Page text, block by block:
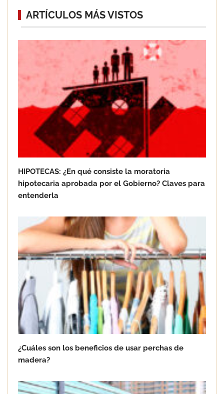
Guía sobre la normativa legal de poda:
cómo evitar sanciones y proteger tu
propiedad
La importancia de la higiene en el
cuidado de los pies: salud, prevención
Lo que hay que saber sobre la
impermeabilización de tejados
ARTÍCULOS MÁS VISTOS
HIPOTECAS: ¿En qué consiste la moratoria
hipotecaria aprobada por el Gobierno? Claves para
entenderla
¿Cuáles son los beneficios de usar perchas de
madera?